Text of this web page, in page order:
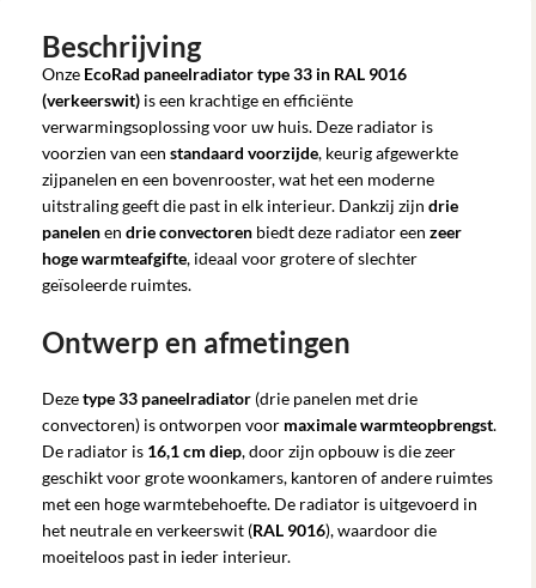
Beschrijving
Onze EcoRad paneelradiator type 33 in RAL 9016
(verkeerswit) is een krachtige en efficiënte
verwarmingsoplossing voor uw huis. Deze radiator is
voorzien van een standaard voorzijde, keurig afgewerkte
zijpanelen en een bovenrooster, wat het een moderne
uitstraling geeft die past in elk interieur. Dankzij zijn drie
panelenen drie convectoren biedt deze radiator een zeer
hoge warmteafgifte, ideaal voor grotere of slechter
geïsoleerde ruimtes.
Ontwerp en afmetingen
Dezetype 33 paneelradiator (drie panelen met drie
convectoren) is ontworpen voor maximale warmteopbrengst.
De radiator is 16,1 cm diep, door zijn opbouw is die zeer
geschikt voor grote woonkamers, kantoren of andere ruimtes
met een hoge warmtebehoefte. De radiator is uitgevoerd in
het neutrale en verkeerswit (RAL 9016), waardoor die
moeiteloos past in ieder interieur.